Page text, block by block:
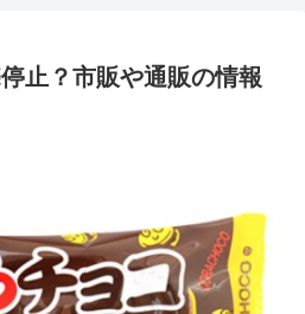
止？市販や通販の情報